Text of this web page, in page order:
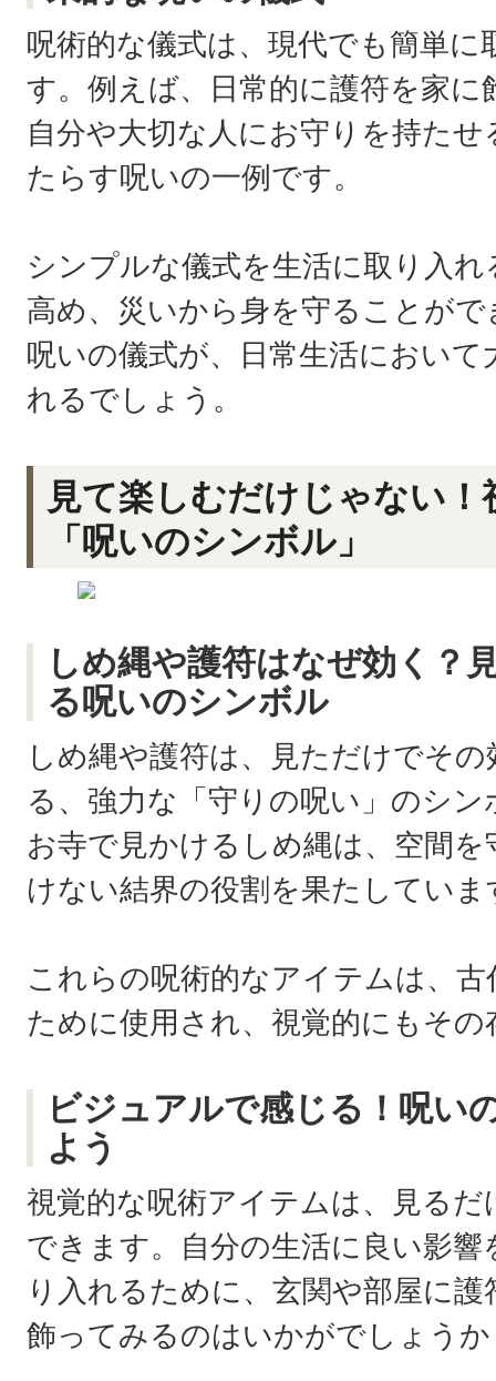
呪術的な儀式は、現代でも簡単
す。例えば、日常的に護符を家
自分や大切な人にお守りを持た
たらす呪いの一例です。
シンプルな儀式を生活に取り入
高め、災いから身を守ることが
呪いの儀式が、日常生活におい
れるでしょう。
見て楽しむだけじゃない
「呪いのシンボル」
しめ縄や護符はなぜ効く？
る呪いのシンボル
しめ縄や護符は、見ただけでそ
る、強力な「守りの呪い」のシ
お寺で見かけるしめ縄は、空間
けない結界の役割を果たしていま
これらの呪術的なアイテムは、
ために使用され、視覚的にもそ
ビジュアルで感じる！呪い
よう
視覚的な呪術アイテムは、見る
できます。自分の生活に良い影
り入れるために、玄関や部屋に
飾ってみるのはいかがでしょう